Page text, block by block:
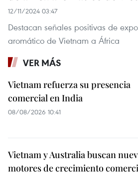
12/11/2024 03:47
Destacan señales positivas de
aromático de Vietnam a África
VER MÁS
Vietnam refuerza su presencia
comercial en India
08/08/2026 10:41
Vietnam y Australia buscan
motores de crecimiento